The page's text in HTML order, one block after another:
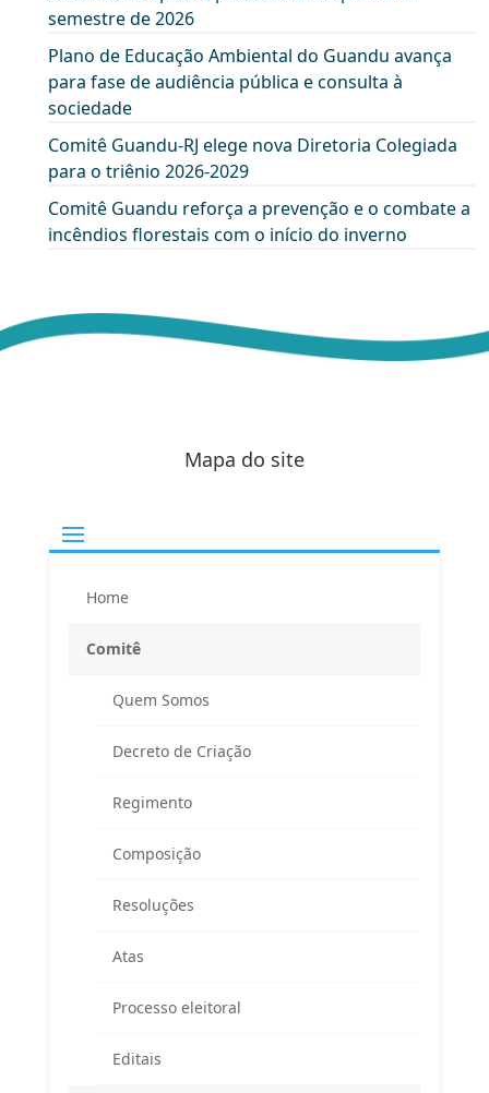
semestre de 2026
Plano de Educação Ambiental do Guandu avança
para fase de audiência pública e consulta à
sociedade
Comitê Guandu-RJ elege nova Diretoria Colegiada
para o triênio 2026-2029
Comitê Guandu reforça a prevenção e o combate a
incêndios florestais com o início do inverno
Mapa do site
Home
Comitê
Quem Somos
Decreto de Criação
Regimento
Composição
Resoluções
Atas
Processo eleitoral
Editais